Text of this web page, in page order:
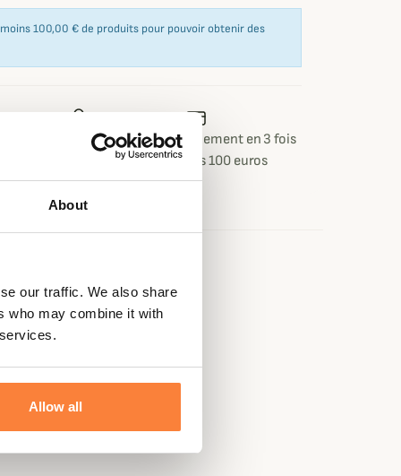
About
our traffic. We also share
who may combine it with
Allow all
100,00 € de produits pour pouvoir obtenir des
Paiement sécurisé
Paiement en 3 fois
dès 100 euros